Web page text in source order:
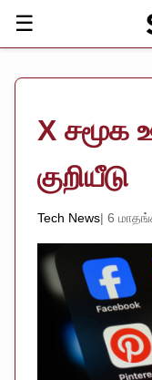
☰
X சமூக
குறியீடு
Tech News 6